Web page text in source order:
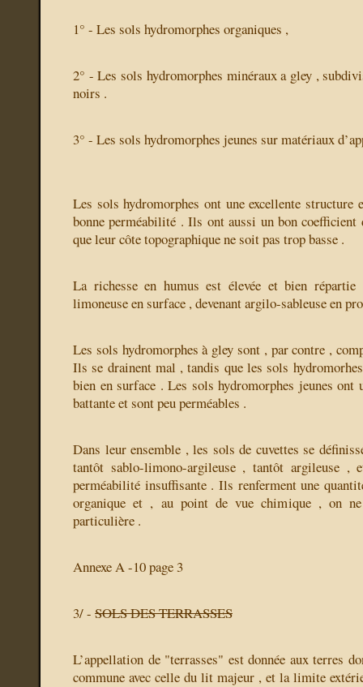
1° - Les sols hydromorphes organiques ,
2° - Les sols hydromorphes minéraux a gley ,
noirs .
3° - Les sols hydromorphes jeunes sur matériaux
Les sols hydromorphes ont une excellente structure
bonne perméabilité . Ils ont aussi un bon coefficient
que leur côte topographique ne soit pas trop basse .
La richesse en humus est élevée et bien
limoneuse en surface , devenant argilo-sableuse en
Les sols hydromorphes à gley sont , par contre ,
Ils se drainent mal , tandis que les sols
bien en surface . Les sols hydromorphes jeunes ont
battante et sont peu perméables .
Dans leur ensemble , les sols de cuvettes se
tantôt sablo-limono-argileuse , tantôt argileuse ,
perméabilité insuffisante . Ils renferment une
organique et , au point de vue chimique , on ne
particulière .
Annexe A -10 page 3
3/ - SOLS DES TERRASSES
L’appellation de "terrasses" est donnée aux terres
commune avec celle du lit majeur , et la limite